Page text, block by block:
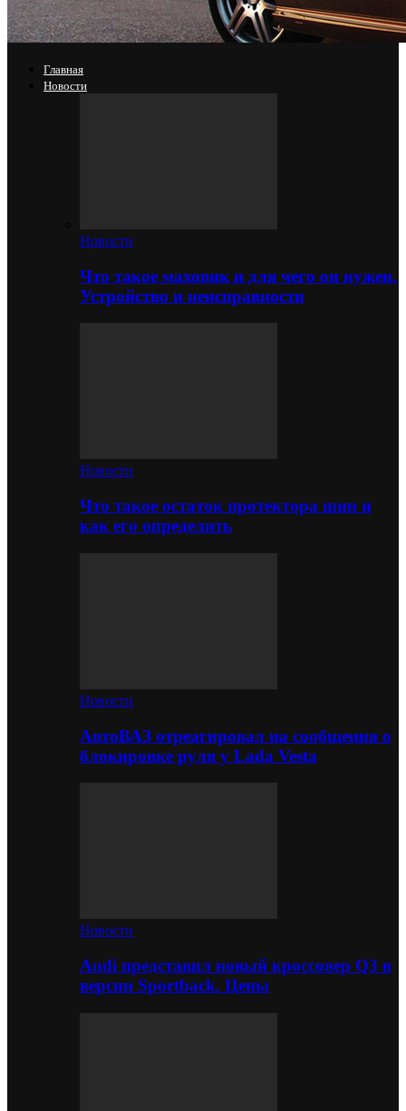
Главная
Новости
Новости
Что такое маховик и для чего он нужен.
Устройство и неисправности
Новости
Что такое остаток протектора шин и
как его определить
Новости
АвтоВАЗ отреагировал на сообщения о
блокировке руля у Lada Vesta
Новости
Audi представил новый кроссовер Q3 в
версии Sportback. Цены